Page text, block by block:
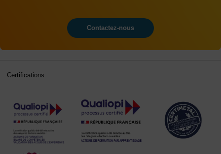
Contactez-nous
Certifications